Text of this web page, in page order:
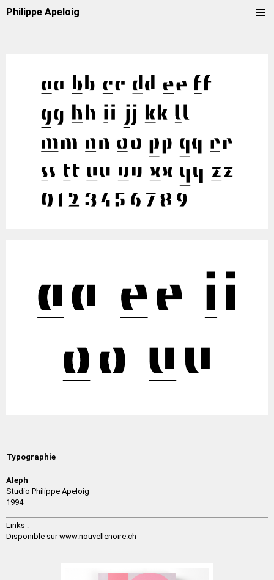
Philippe Apeloig
Typographie
Aleph
Studio Philippe Apeloig
1994
Links :
Disponible sur www.nouvellenoire.ch